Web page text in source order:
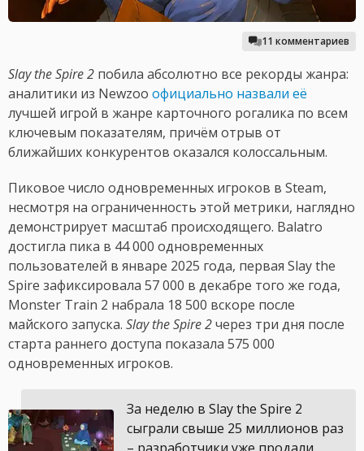
11 комментариев
Slay the Spire 2 побила абсолютно все рекорды жанра:
аналитики из Newzoo официально назвали её
лучшей игрой в жанре карточного рогалика по всем
ключевым показателям, причём отрыв от
ближайших конкурентов оказался колоссальным.
Пиковое число одновременных игроков в Steam,
несмотря на ограниченность этой метрики, наглядно
демонстрирует масштаб происходящего. Balatro
достигла пика в 44 000 одновременных
пользователей в январе 2025 года, первая Slay the
Spire зафиксировала 57 000 в декабре того же года,
Monster Train 2 набрала 18 500 вскоре после
майского запуска. Slay the Spire 2через три дня после
старта раннего доступа показала 575 000
одновременных игроков.
За неделю в Slay the Spire 2
сыграли свыше 25 миллионов раз